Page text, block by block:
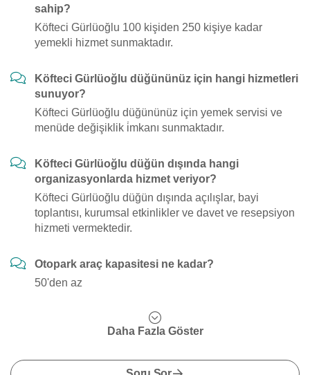
sahip?
Köfteci Gürlüoğlu 100 kişiden 250 kişiye kadar
yemekli hizmet sunmaktadır.
Köfteci Gürlüoğlu düğününüz için hangi hizmetleri
sunuyor?
Köfteci Gürlüoğlu düğününüz için yemek servisi ve
menüde değişiklik i̇mkanı sunmaktadır.
Köfteci Gürlüoğlu düğün dışında hangi
organizasyonlarda hizmet veriyor?
Köfteci Gürlüoğlu düğün dışında açılışlar, bayi
toplantısı, kurumsal etkinlikler ve davet ve resepsiyon
hizmeti vermektedir.
Otopark araç kapasitesi ne kadar?
50'den az
Daha Fazla Göster